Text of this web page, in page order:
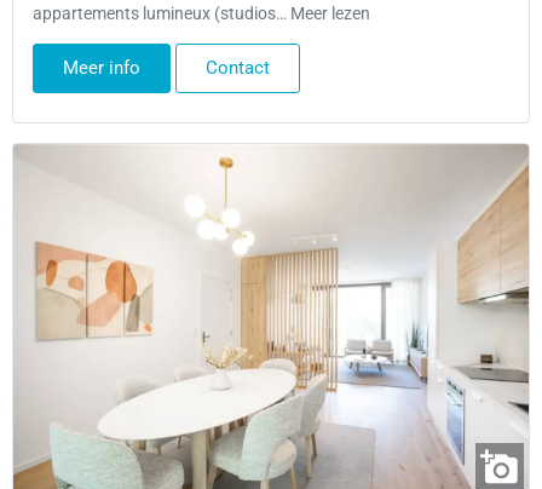
appartements lumineux (studios… Meer lezen
Meer info Contact